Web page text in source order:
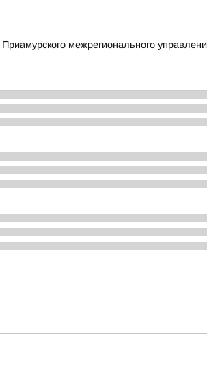
межрегионального